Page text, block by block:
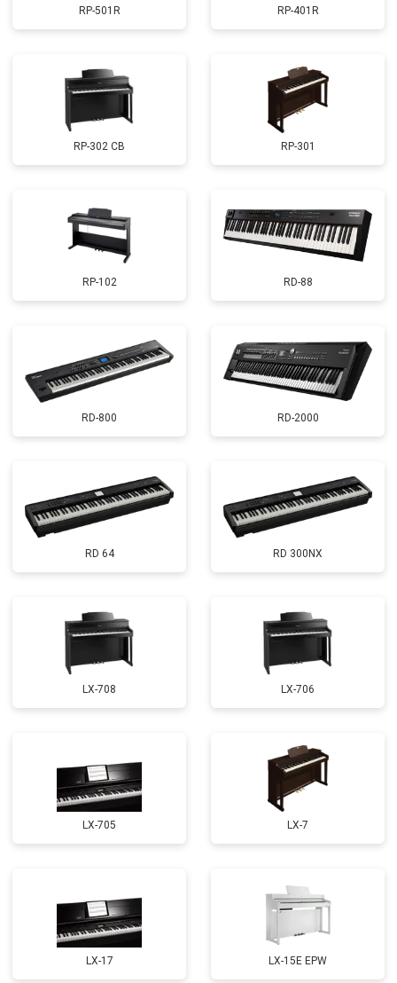
RP-501R RP-401R
RP-302 CB RP-301
RP-102 RD-88
RD-800 RD-2000
RD 64 RD 300NX
LX-708 LX-706
LX-705 LX-7
LX-17 LX-15E EPW